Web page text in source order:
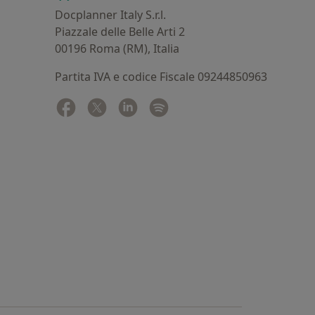
Docplanner Italy S.r.l.
Piazzale delle Belle Arti 2
00196 Roma (RM), Italia
Partita IVA e codice Fiscale 09244850963
Facebook
si apre in una nuova scheda
Twitter
si apre in una nuova scheda
Linkedin
si apre in una nuova scheda